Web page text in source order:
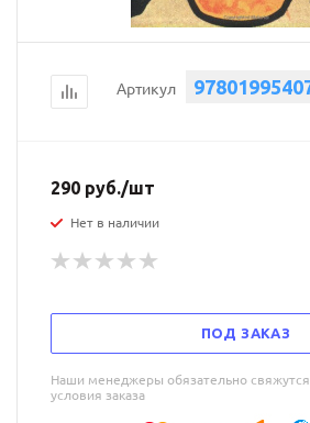
Артикул
290 руб./шт
Нет в наличии
ПОД ЗАКАЗ
Наши менеджеры обязательно
условия заказа